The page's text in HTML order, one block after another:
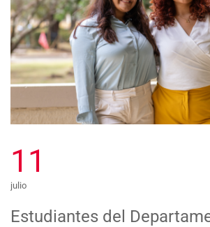
11
julio
Estudiantes del